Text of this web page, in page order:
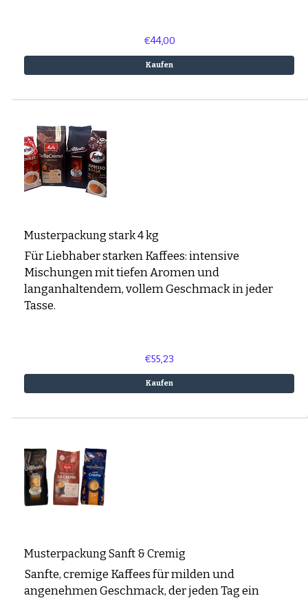
€44,00
Kaufen
Musterpackung stark 4 kg
Für Liebhaber starken Kaffees: intensive
Mischungen mit tiefen Aromen und
langanhaltendem, vollem Geschmack in jeder
Tasse.
€55,23
Kaufen
Musterpackung Sanft & Cremig
Sanfte, cremige Kaffees für milden und
angenehmen Geschmack, der jeden Tag ein